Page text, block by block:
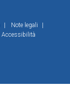
Note legali
Accessibilità